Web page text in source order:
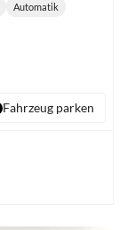
Automatik
Fahrzeug parken